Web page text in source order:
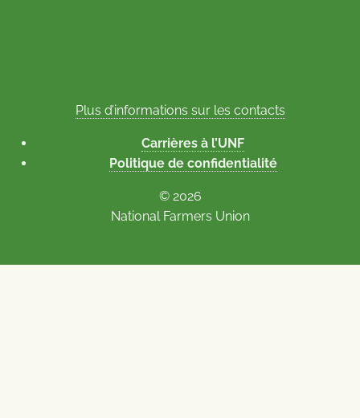
Plus d’informations sur les contacts
Carrières à l’UNF
Politique de confidentialité
© 2026
National Farmers Union